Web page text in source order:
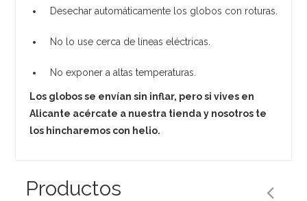
Desechar automáticamente los globos con roturas.
No lo use cerca de líneas eléctricas.
No exponer a altas temperaturas.
Los globos se envían sin inflar, pero si vives en
Alicante acércate a nuestra tienda y nosotros te
los hincharemos con helio.
Productos